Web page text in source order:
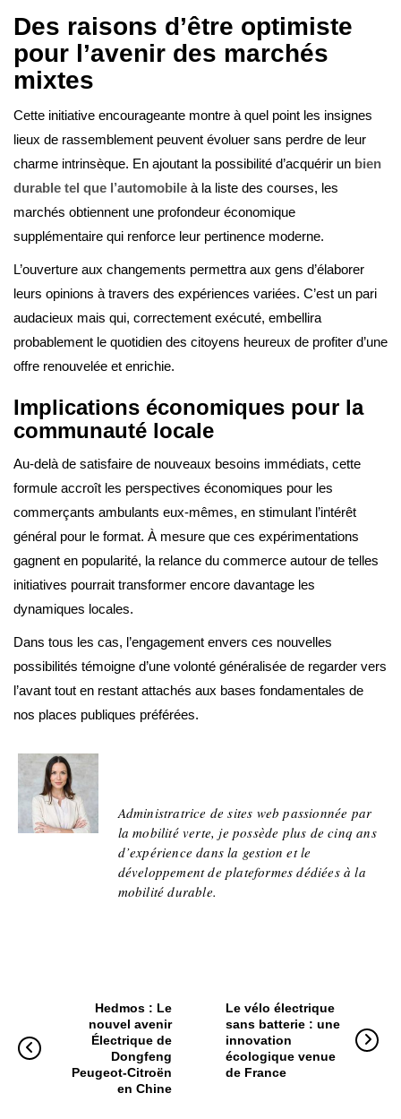
Des raisons d’être optimiste
pour l’avenir des marchés
mixtes
Cette initiative encourageante montre à quel point les insignes
lieux de rassemblement peuvent évoluer sans perdre de leur
charme intrinsèque. En ajoutant la possibilité d’acquérir un bien
durable tel que l’automobile à la liste des courses, les
marchés obtiennent une profondeur économique
supplémentaire qui renforce leur pertinence moderne.
L’ouverture aux changements permettra aux gens d’élaborer
leurs opinions à travers des expériences variées. C’est un pari
audacieux mais qui, correctement exécuté, embellira
probablement le quotidien des citoyens heureux de profiter d’une
offre renouvelée et enrichie.
Implications économiques pour la
communauté locale
Au-delà de satisfaire de nouveaux besoins immédiats, cette
formule accroît les perspectives économiques pour les
commerçants ambulants eux-mêmes, en stimulant l’intérêt
général pour le format. À mesure que ces expérimentations
gagnent en popularité, la relance du commerce autour de telles
initiatives pourrait transformer encore davantage les
dynamiques locales.
Dans tous les cas, l’engagement envers ces nouvelles
possibilités témoigne d’une volonté généralisée de regarder vers
l’avant tout en restant attachés aux bases fondamentales de
nos places publiques préférées.
Administratrice de sites web passionnée par
la mobilité verte, je possède plus de cinq ans
d’expérience dans la gestion et le
développement de plateformes dédiées à la
mobilité durable.
Hedmos : Le
nouvel avenir
Électrique de
Dongfeng
Peugeot-Citroën
en Chine
Le vélo électrique
sans batterie : une
innovation
écologique venue
de France